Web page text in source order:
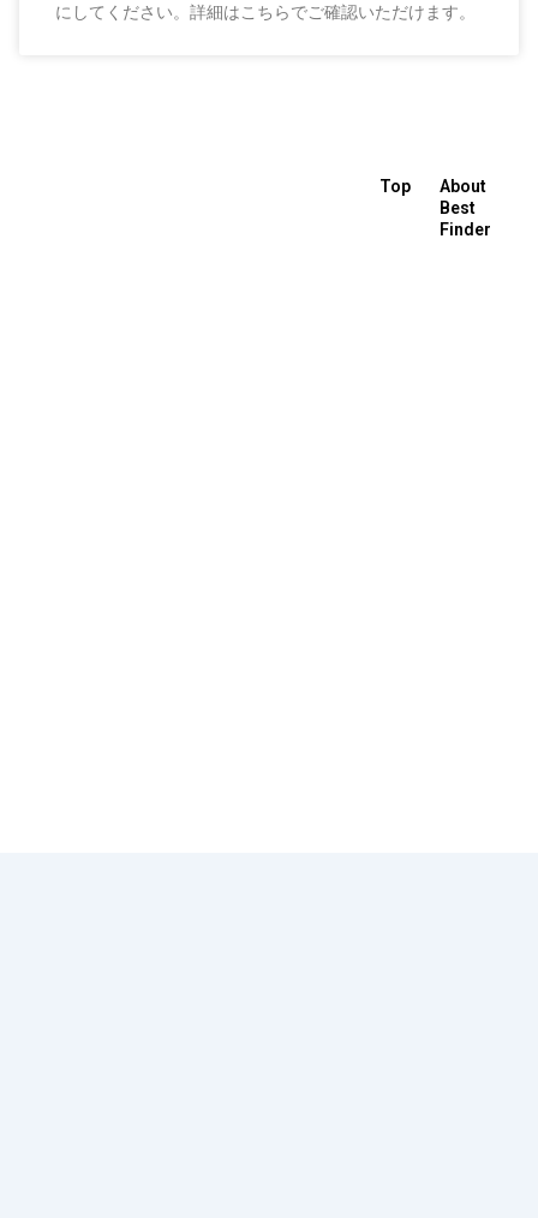
にしてください。詳細はこちらでご確認いただけます。
Top
About
Best
Finder